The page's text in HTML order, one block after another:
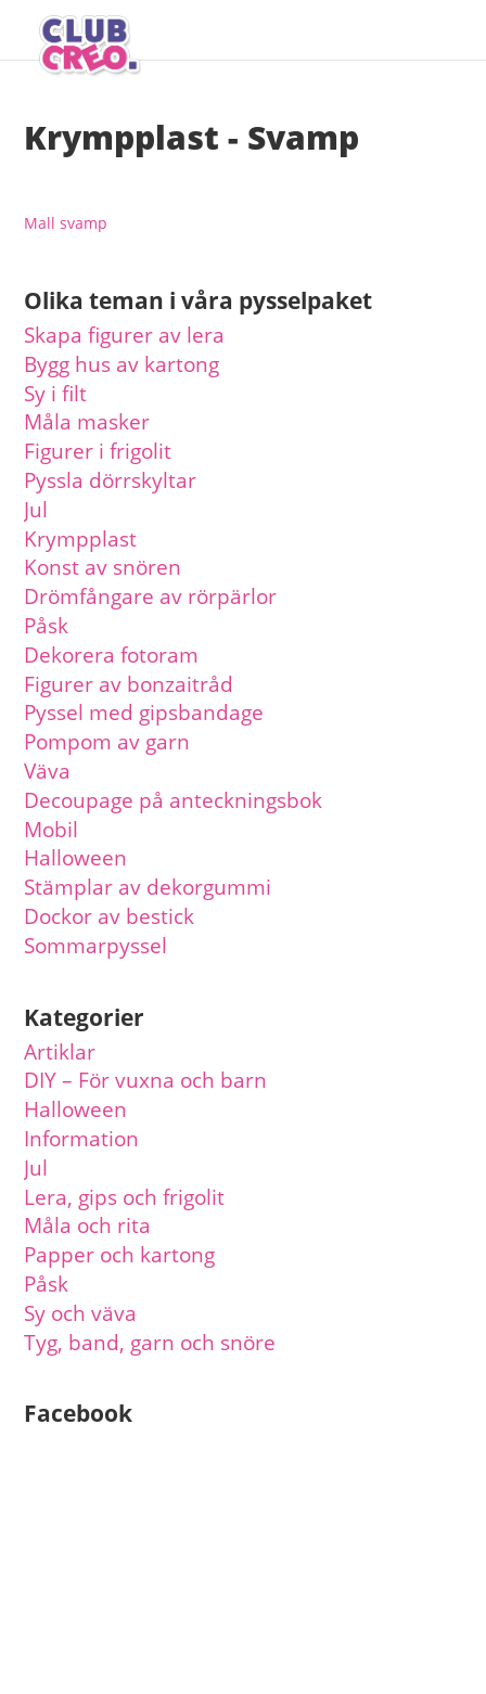
Krympplast - Svamp
Mall svamp
Olika teman i våra pysselpaket
Skapa figurer av lera
Bygg hus av kartong
Sy i filt
Måla masker
Figurer i frigolit
Pyssla dörrskyltar
Jul
Krympplast
Konst av snören
Drömfångare av rörpärlor
Påsk
Dekorera fotoram
Figurer av bonzaitråd
Pyssel med gipsbandage
Pompom av garn
Väva
Decoupage på anteckningsbok
Mobil
Halloween
Stämplar av dekorgummi
Dockor av bestick
Sommarpyssel
Kategorier
Artiklar
DIY – För vuxna och barn
Halloween
Information
Jul
Lera, gips och frigolit
Måla och rita
Papper och kartong
Påsk
Sy och väva
Tyg, band, garn och snöre
Facebook